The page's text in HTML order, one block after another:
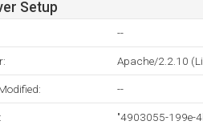
Setup
--
Apache/2.2.10
--
"4903055-199e-